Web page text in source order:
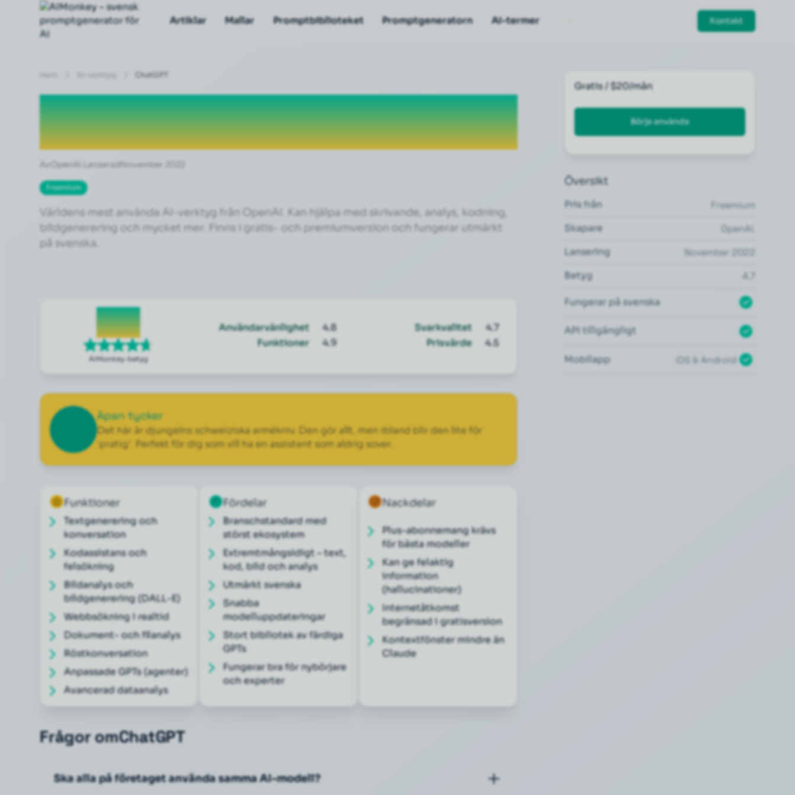
Artiklar Mallar Promptbiblioteket Promptgeneratorn AI-termer Kontakt
ChatGPT
ChatGPT
Av OpenAI. Lanserad November 2022
Freemium
Världens mest använda AI-verktyg från OpenAI. Kan hjälpa med skrivande, analys, kodning,
bildgenerering och mycket mer. Finns i gratis- och premiumversion och fungerar utmärkt
på svenska.
4.7
AIMonkey-betyg
Användarvänlighet 4.8 Svarkvalitet
4.7
Funktioner
4.9 Prisvärde 4.5
Apan tycker
Det här är djungelns schweiziska armékniv. Den gör allt, men ibland blir den lite för
'pratig'. Perfekt för dig som vill ha en assistent som aldrig sover.
Funktioner
Textgenerering och
konversation
Kodassistans och
felsökning
Bildanalys och
bildgenerering (DALL-E)
Webbsökning i realtid
Dokument- och filanalys
Röstkonversation
Anpassade GPTs (agenter)
Avancerad dataanalys
Fördelar
Branschstandard med
störst ekosystem
Extremtmångsidigt – text,
kod, bild och analys
Utmärkt svenska
Snabba
modelluppdateringar
Stort bibliotek av färdiga
GPTs
Fungerar bra för nybörjare
och experter
Nackdelar
Plus-abonnemang krävs
för bästa modeller
Kan ge felaktig
information
(hallucinationer)
Internetåtkomst
begränsad i gratisversion
Kontextfönster mindre än
Claude
Frågor omChatGPT
Ska alla på företaget använda samma AI-modell?
Gratis / $20/mån
Börja använda
Översikt
Pris från Freemium
Skapare OpenAI.
Lansering November 2022
Betyg 4.7
Fungerar på svenska
API tillgängligt
Mobilapp iOS & Android